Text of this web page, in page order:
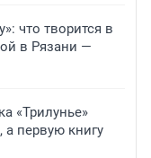
что творится в
в Рязани —
«Трилунье»
а первую книгу